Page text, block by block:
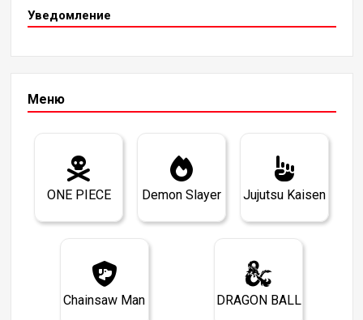
Уведомление
Меню
ONE PIECE Demon Slayer Jujutsu Kaisen
Chainsaw Man DRAGON BALL